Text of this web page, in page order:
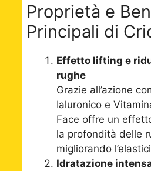
Proprietà e
Principali di
Effetto lifting e
rughe
Grazie all’azione
Ialuronico e
Face offre un
la profondità delle
migliorando
Idratazione